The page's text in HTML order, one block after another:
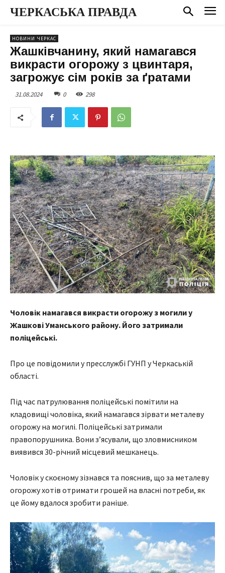
ЧЕРКАСЬКА ПРАВДА
НОВИНИ ЧЕРКАС
Жашківчанину, який намагався
викрасти огорожу з цвинтаря,
загрожує сім років за ґратами
31.08.2024 0 298
Чоловік намагався викрасти огорожу з могили у
Жашкові Уманського району. Його затримали
поліцейські.
Про це повідомили у пресслужбі ГУНП у Черкаській
області.
Під час патрулювання поліцейські помітили на
кладовищі чоловіка, який намагався зірвати металеву
огорожу на могилі. Поліцейські затримали
правопорушника. Вони з’ясували, що зловмисником
виявився 30-річний місцевий мешканець.
Чоловік у скоєному зізнався та пояснив, що за металеву
огорожу хотів отримати грошей на власні потреби, як
це йому вдалося зробити раніше.